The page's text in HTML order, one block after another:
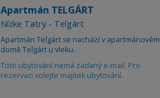
Apartmán TELGÁRT
Nízke Tatry - Telgárt
Apartmán Telgárt se nachází v apartmánovém
domě Telgárt u vleku.
Toto ubytování nemá zadaný e-mail. Pro
rezervaci volejte majiteli ubytování.